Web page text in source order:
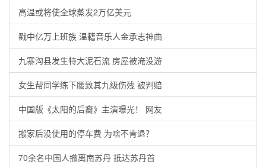
高温或将使全球蒸发2万亿美元
戳中亿万上班族 温籍音乐人金承志神曲
九寨沟县发生特大泥石流 房屋被淹没游
女生帮同学练下腰致其九级伤残 被判赔
中国版《太阳的后裔》主演曝光！ 网友
搬家后没使用的停车费 为啥不肯退？
70余名中国人撤离南苏丹 抵达苏丹首